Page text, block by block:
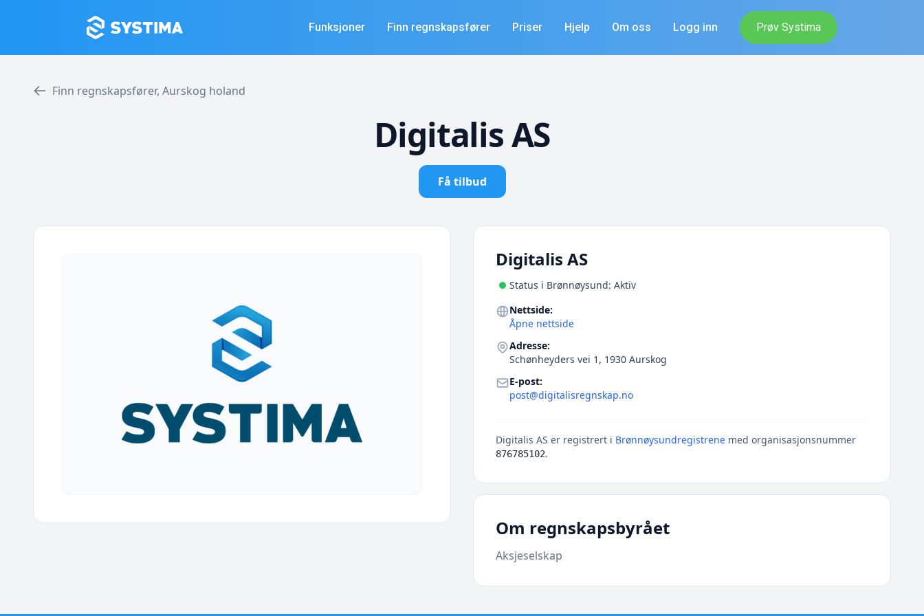
Funksjoner Finn regnskapsfører Priser Hjelp Om oss Logg inn Prøv Systima
Finn regnskapsfører, Aurskog holand
Digitalis AS
Få tilbud
Digitalis AS
Status i Brønnøysund: Aktiv
Nettside:
Åpne nettside
Adresse:
Schønheyders vei 1, 1930 Aurskog
E-post:
post@digitalisregnskap.no
Digitalis AS er registrert i Brønnøysundregistrene med organisasjonsnummer
876785102.
Om regnskapsbyrået
Aksjeselskap